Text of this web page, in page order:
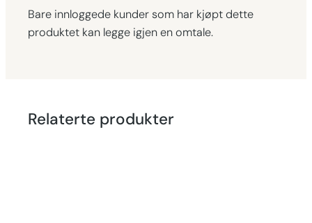
Bare innloggede kunder som har kjøpt dette
produktet kan legge igjen en omtale.
Relaterte produkter